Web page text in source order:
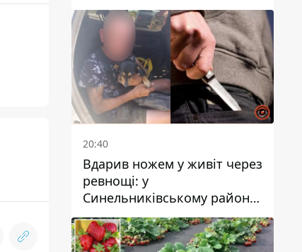
20:40
Вдарив ножем у живіт через
ревнощі: у
Синельниківському районі
затримали 49-річного
чоловіка за вбивство